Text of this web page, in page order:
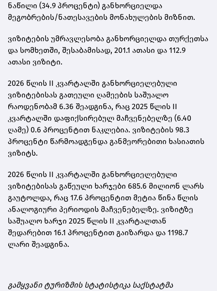
ნაწილი (34.9 პროცენტი) განხორციელდა
მეგობრების/ნათესავების მონახულების მიზნით.
ვიზიტების უმრავლესობა განხორციელდა თურქეთსა
და სომხეთში, შესაბამისად, 201.1 ათასი და 112.9
ათასი ვიზიტი.
2026 წლის II კვარტალში განხორციელებული
ვიზიტებისას გათეული ღამეების საშუალო
რაოდენობამ 6.36 შეადგინა, რაც 2025 წლის II
კვარტალში დაფიქსირებულ მაჩვენებელზე (6.40
ღამე) 0.6 პროცენტით ნაკლებია. ვიზიტების 98.3
პროცენტი წარმოადგენდა განმეორებითი ხასიათის
ვიზიტს.
2026 წლის II კვარტალში განხორციელებული
ვიზიტებისას გაწეული ხარჯები 685.6 მილიონ ლარს
გაუტოლდა, რაც 17.6 პროცენტით მეტია წინა წლის
ანალოგიური პერიოდის მაჩვენებელზე. ვიზიტზე
საშუალო ხარჯი 2025 წლის II კვარტალთან
შედარებით 16.1 პროცენტით გაიზარდა და 1198.7
ლარი შეადგინა.
გამყვანი ტურიზმის სტატისტიკა საქსტატმა